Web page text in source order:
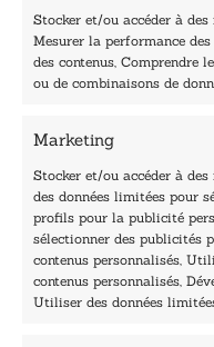
Stocker et/ou accéder à
Mesurer la performance
des contenus, Comprendre
ou de combinaisons de
Marketing
Stocker et/ou accéder à
des données limitées pour
profils pour la publicité
sélectionner des publicités
contenus personnalisés,
contenus personnalisés,
Utiliser des données
40, rue du Louvre
Horaires du standard
De mardi à vendredi :
9h - 12h et 13h30 -
Lundi, samedi et
Navigation
Accueil